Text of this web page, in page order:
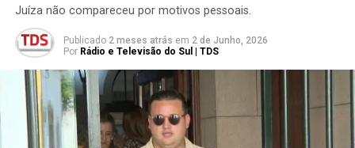
Juíza não compareceu por motivos pessoais.
Publicado 2 meses atrás em 2 de Junho, 2026
Por Rádio e Televisão do Sul | TDS